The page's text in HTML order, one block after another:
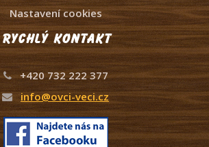
Nastavení cookies
Rychlý kontakt
+420 732 222 377
info@ovci-veci.cz